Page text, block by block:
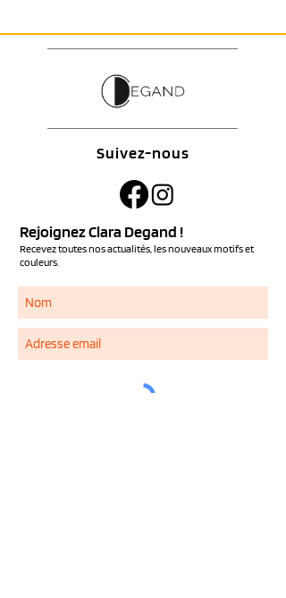
Suivez-nous
Rejoignez Clara Degand !
Recevez toutes nos actualités, les nouveaux motifs et
couleurs.